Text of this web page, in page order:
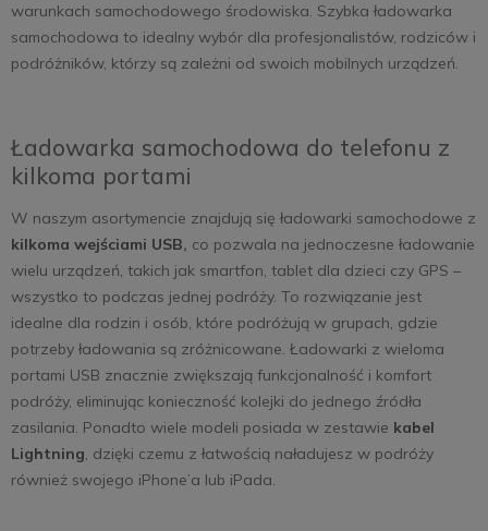
warunkach samochodowego środowiska. Szybka ładowarka
samochodowa to idealny wybór dla profesjonalistów, rodziców i
podróżników, którzy są zależni od swoich mobilnych urządzeń.
Ładowarka samochodowa do telefonu z
kilkoma portami
W naszym asortymencie znajdują się ładowarki samochodowe z
kilkoma wejściami USB, co pozwala na jednoczesne ładowanie
wielu urządzeń, takich jak smartfon, tablet dla dzieci czy GPS –
wszystko to podczas jednej podróży. To rozwiązanie jest
idealne dla rodzin i osób, które podróżują w grupach, gdzie
potrzeby ładowania są zróżnicowane. Ładowarki z wieloma
portami USB znacznie zwiększają funkcjonalność i komfort
podróży, eliminując konieczność kolejki do jednego źródła
zasilania. Ponadto wiele modeli posiada w zestawie kabel
Lightning, dzięki czemu z łatwością naładujesz w podróży
również swojego iPhone’a lub iPada.